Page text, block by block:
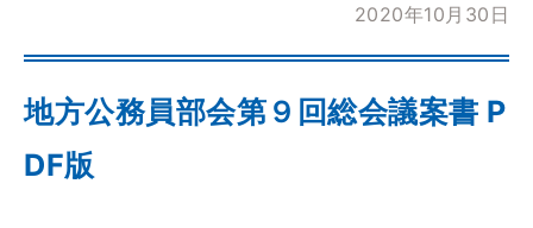
2020年10月30日
地方公務員部会第９回総会議案書 P
DF版